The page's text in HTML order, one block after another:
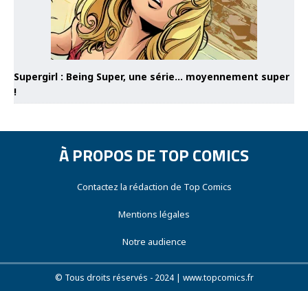
Supergirl : Being Super, une série… moyennement super
!
À PROPOS DE TOP COMICS
Contactez la rédaction de Top Comics
Mentions légales
Notre audience
© Tous droits réservés - 2024 | www.topcomics.fr